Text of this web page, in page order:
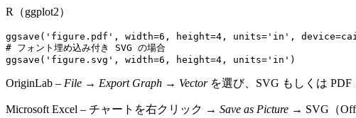
R（ggplot2）
ggsave('figure.pdf', width=6, height=4, units='in',
# フォント埋め込み付き SVG の場合
OriginLab – File → Export Graph → Vectorを選び、 SVG もしくは PDF
Microsoft Excel – チャートを右クリック → Save as Picture → SVG （